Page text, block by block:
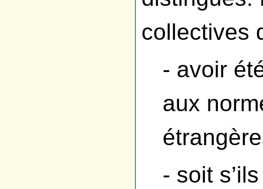
collectives
- avoir
aux
- soit